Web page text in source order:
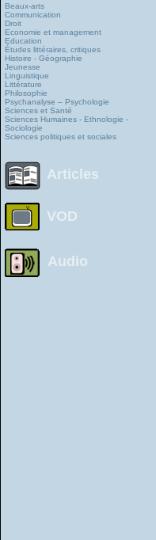
Beaux-arts
Communication
Droit
Economie et management
Education
Études littéraires, critiques
Histoire - Géographie
Jeunesse
Linguistique
Littérature
Philosophie
Psychanalyse – Psychologie
Sciences et Santé
Sciences Humaines - Ethnologie -
Sociologie
Sciences politiques et sociales
Articles
VOD
Audio